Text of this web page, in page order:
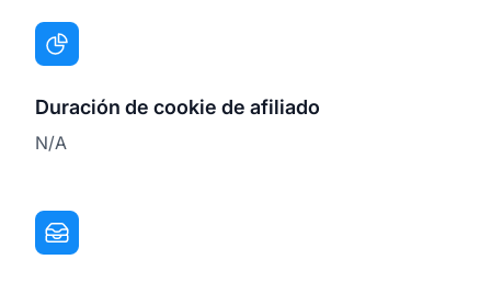
Duración de cookie de afiliado
N/A